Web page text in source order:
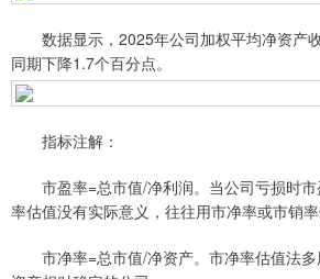
数据显示，2025年公司加权平均净资产
同期下降1.7个百分点。
指标注解：
市盈率=总市值/净利润。当公司亏损时市
率估值没有实际意义，往往用市净率或市销率
市净率=总市值/净资产。市净率估值法多